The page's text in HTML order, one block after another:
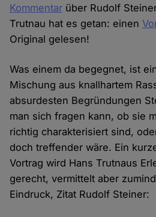
Kommentar über Rudolf
Trutnau hat es getan: einen
Original gelesen!
Was einem da begegnet, ist
Mischung aus knallhartem
absurdesten Begründungen
man sich fragen kann, ob sie
richtig charakterisiert sind,
doch treffender wäre. Ein
Vortrag wird Hans Trutnaus
gerecht, vermittelt aber
Eindruck, Zitat Rudolf Steiner: